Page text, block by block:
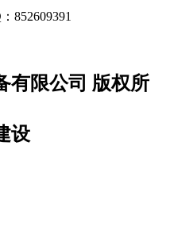
852609391
有限公司 版权所
设